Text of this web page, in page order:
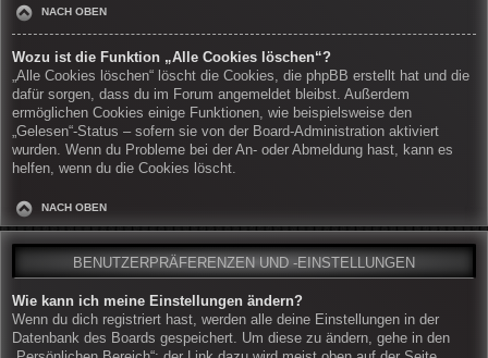
NACH OBEN
Wozu ist die Funktion „Alle Cookies löschen“?
„Alle Cookies löschen“ löscht die Cookies, die phpBB erstellt hat und die
dafür sorgen, dass du im Forum angemeldet bleibst. Außerdem
ermöglichen Cookies einige Funktionen, wie beispielsweise den
„Gelesen“-Status – sofern sie von der Board-Administration aktiviert
wurden. Wenn du Probleme bei der An- oder Abmeldung hast, kann es
helfen, wenn du die Cookies löscht.
NACH OBEN
BENUTZERPRÄFERENZEN UND -EINSTELLUNGEN
Wie kann ich meine Einstellungen ändern?
Wenn du dich registriert hast, werden alle deine Einstellungen in der
Datenbank des Boards gespeichert. Um diese zu ändern, gehe in den